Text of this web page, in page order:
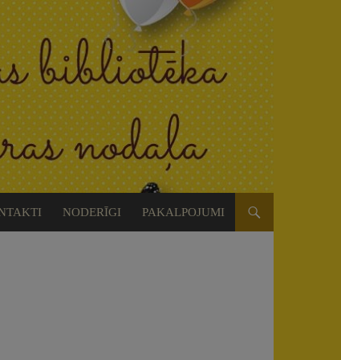
NODERĪGI PAKALPOJUMI